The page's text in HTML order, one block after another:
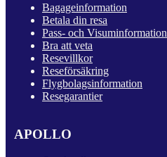
Bagageinformation
Betala din resa
Pass- och Visuminformation
Bra att veta
Resevillkor
Reseförsäkring
Flygbolagsinformation
Resegarantier
APOLLO